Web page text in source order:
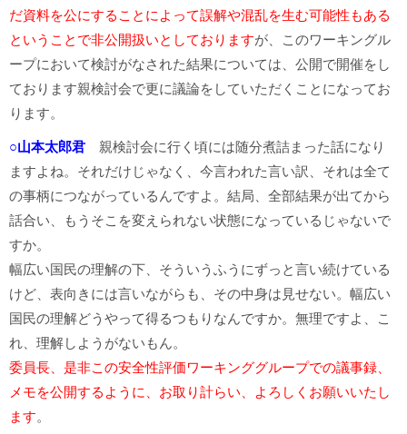
だ資料を公にすることによって誤解や混乱を生む可能性もある
ということで非公開扱いとしておりますが、このワーキングル
ープにおいて検討がなされた結果については、公開で開催をし
ております親検討会で更に議論をしていただくことになってお
ります。
○山本太郎君 親検討会に行く頃には随分煮詰まった話になり
ますよね。それだけじゃなく、今言われた言い訳、それは全て
の事柄につながっているんですよ。結局、全部結果が出てから
話合い、もうそこを変えられない状態になっているじゃないで
すか。
幅広い国民の理解の下、そういうふうにずっと言い続けている
けど、表向きには言いながらも、その中身は見せない。幅広い
国民の理解どうやって得るつもりなんですか。無理ですよ、こ
れ、理解しようがないもん。
委員長、是非この安全性評価ワーキンググループでの議事録、
メモを公開するように、お取り計らい、よろしくお願いいたし
ます。